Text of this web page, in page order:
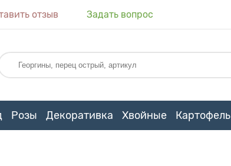
отзыв Задать вопрос
Розы Декоративка Хвойные Картофель